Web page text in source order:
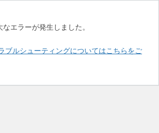
エラーが発生しました。
ブルシューティングについてはこちらをご